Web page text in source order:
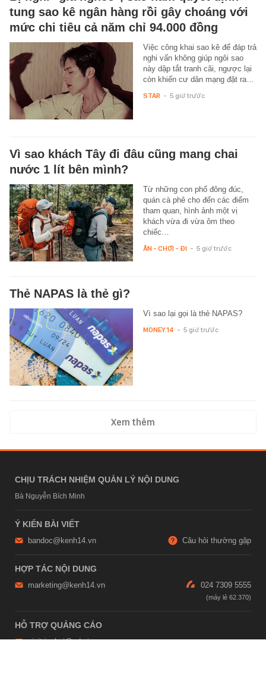
tung sao kê ngân hàng rồi gây choáng với
mức chi tiêu cả năm chỉ 94.000 đồng
Việc công khai sao kê để đáp trả
nghi vấn không giúp ngôi sao
này dập tắt tranh cãi, ngược lại
còn khiến cư dân mạng đặt ra…
STAR - 5 giờ trước
Vì sao khách Tây đi đâu cũng mang chai
nước 1 lít bên mình?
Từ những con phố đông đúc,
quán cà phê cho đến các điểm
tham quan, hình ảnh một vị
khách vừa đi vừa ôm theo
chiếc…
ĂN - CHƠI - ĐI - 5 giờ trước
Thẻ NAPAS là thẻ gì?
Vì sao lại gọi là thẻ NAPAS?
MONEY.14 - 5 giờ trước
Xem thêm
CHỊU TRÁCH NHIỆM QUẢN LÝ NỘI DUNG
Bà Nguyễn Bích Minh
Ý KIẾN BÀI VIẾT
bandoc@kenh14.vn Câu hỏi thường gặp
HỢP TÁC NỘI DUNG
marketing@kenh14.vn 024 7309 5555
HỖ TRỢ QUẢNG CÁO
giaitrixahoi@admicro.vn